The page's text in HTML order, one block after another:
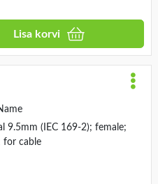
Lisa korvi
9.5mm (IEC 169-2); female;
for cable